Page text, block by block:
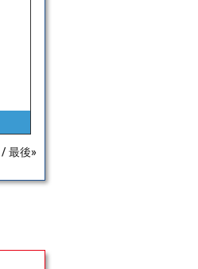
最後»